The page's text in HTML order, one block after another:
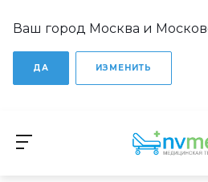
Ваш город Москва и
ДА ИЗМЕНИТЬ